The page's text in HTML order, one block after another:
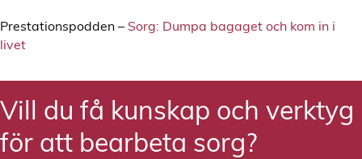
Prestationspodden – Sorg: Dumpa bagaget och kom in i
livet
Vill du få kunskap och verktyg
för att bearbeta sorg?